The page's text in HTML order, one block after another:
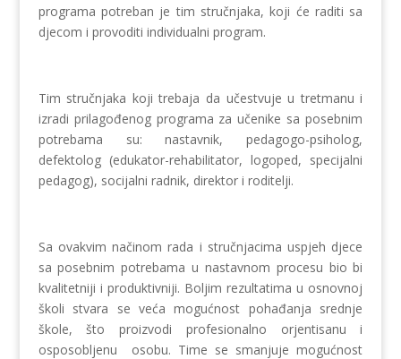
programa potreban je tim stručnjaka, koji će raditi sa
djecom i provoditi individualni program.
Tim stručnjaka koji trebaja da učestvuje u tretmanu i
izradi prilagođenog programa za učenike sa posebnim
potrebama su: nastavnik, pedagogo-psiholog,
defektolog (edukator-rehabilitator, logoped, specijalni
pedagog), socijalni radnik, direktor i roditelji.
Sa ovakvim načinom rada i stručnjacima uspjeh djece
sa posebnim potrebama u nastavnom procesu bio bi
kvalitetniji i produktivniji. Boljim rezultatima u osnovnoj
školi stvara se veća mogućnost pohađanja srednje
škole, što proizvodi profesionalno orjentisanu i
osposobljenu osobu. Time se smanjuje mogućnost